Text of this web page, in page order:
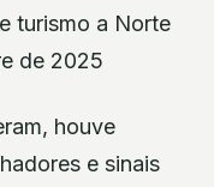
turismo a Norte
de 2025
houve
e sinais